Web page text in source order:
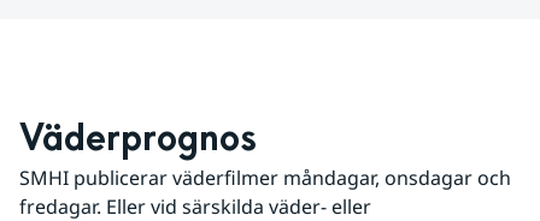
Väderprognos
SMHI publicerar väderfilmer måndagar, onsdagar och
fredagar. Eller vid särskilda väder- eller